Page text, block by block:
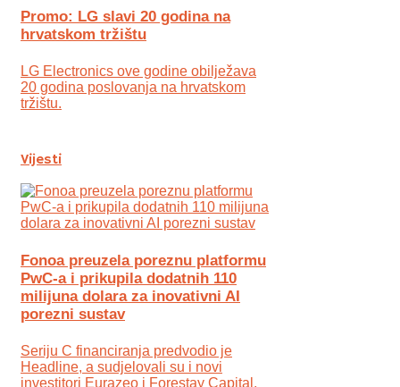
Promo: LG slavi 20 godina na
hrvatskom tržištu
LG Electronics ove godine obilježava
20 godina poslovanja na hrvatskom
tržištu.
Vijesti
Fonoa preuzela poreznu platformu
PwC-a i prikupila dodatnih 110
milijuna dolara za inovativni AI
porezni sustav
Seriju C financiranja predvodio je
Headline, a sudjelovali su i novi
investitori Eurazeo i Forestay Capital,